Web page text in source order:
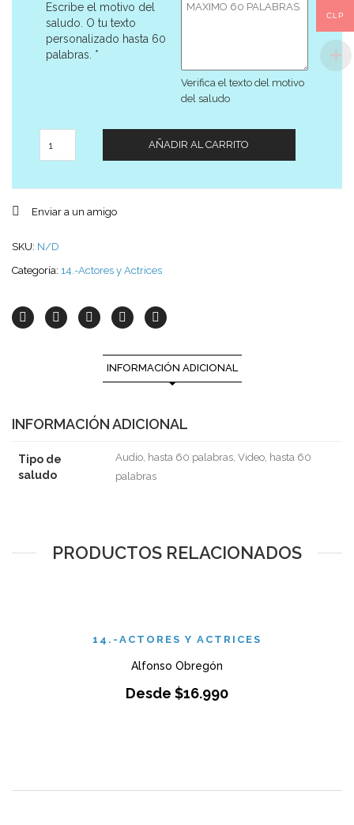
Escribe el motivo del
saludo. O tu texto
personalizado hasta 60
palabras. *
Verifica el texto del motivo
del saludo
AÑADIR AL CARRITO
Enviar a un amigo
SKU: N/D
Categoría: 14.-Actores y Actrices
INFORMACIÓN ADICIONAL
INFORMACIÓN ADICIONAL
Tipo de
saludo
Audio, hasta 60 palabras, Video, hasta 60
palabras
PRODUCTOS RELACIONADOS
14.-ACTORES Y ACTRICES
Alfonso Obregón
Desde $16.990
CLP